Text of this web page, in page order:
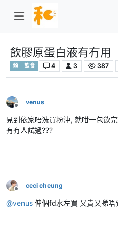
飲膠原蛋白液有冇用
傾｜飲食 4 3 387
離線
venus
見到依家唔洗買粉沖, 就咁一包飲
有冇人試過???
離線
ceci cheung
@venus 俾個fd水左買 又貴又睇唔